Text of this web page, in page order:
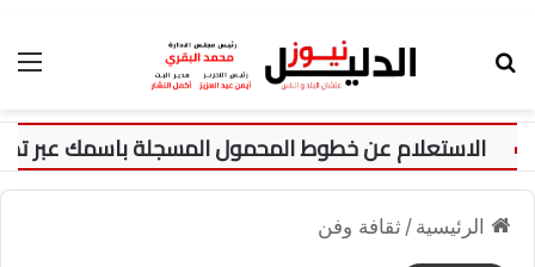
الرئيسية / ثقافة وفن